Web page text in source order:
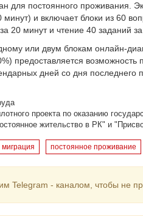
для постоянного проживания.
и включает блоки из 60
20 минут и чтение 40 заданий
или двум блокам онлайн-
предоставляется
дней со дня последнего
проекта по оказанию
жительство в РК" и
миграция постоянное проживание
Telegram - каналом, чтобы не